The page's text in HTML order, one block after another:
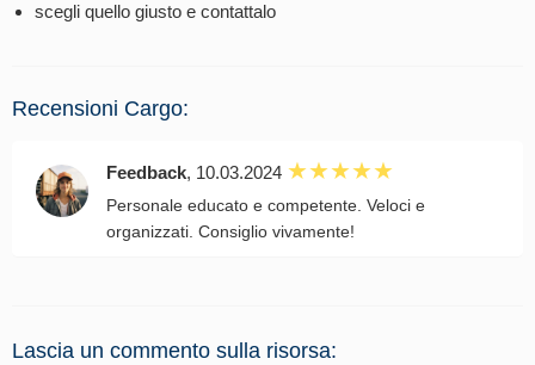
scegli quello giusto e contattalo
Recensioni Cargo:
Feedback, 10.03.2024
Personale educato e competente. Veloci e
organizzati. Consiglio vivamente!
Lascia un commento sulla risorsa: